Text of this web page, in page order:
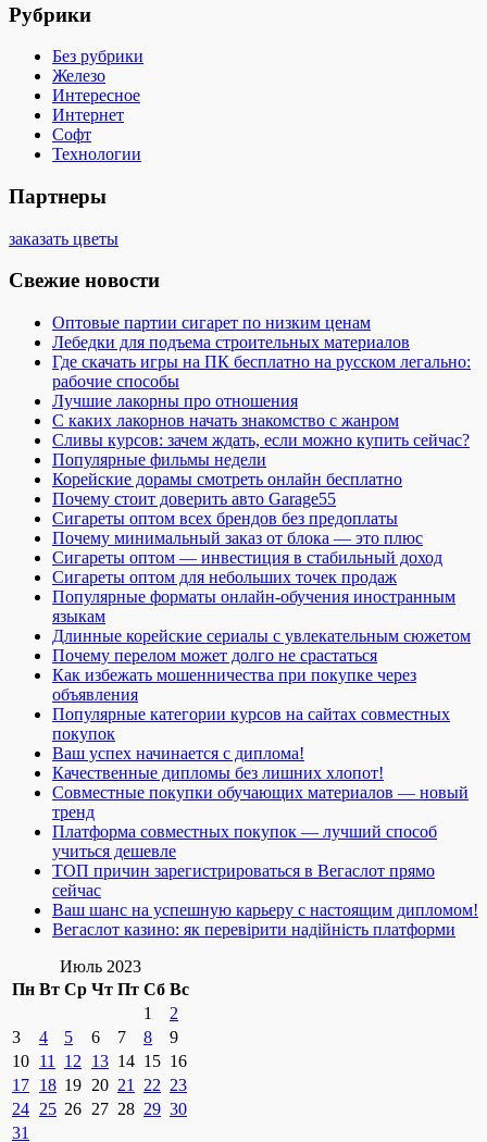
Рубрики
Без рубрики
Железо
Интересное
Интернет
Софт
Технологии
Партнеры
заказать цветы
Свежие новости
Оптовые партии сигарет по низким ценам
Лебедки для подъема строительных материалов
Где скачать игры на ПК бесплатно на русском легально:
рабочие способы
Лучшие лакорны про отношения
С каких лакорнов начать знакомство с жанром
Сливы курсов: зачем ждать, если можно купить сейчас?
Популярные фильмы недели
Корейские дорамы смотреть онлайн бесплатно
Почему стоит доверить авто Garage55
Сигареты оптом всех брендов без предоплаты
Почему минимальный заказ от блока — это плюс
Сигареты оптом — инвестиция в стабильный доход
Сигареты оптом для небольших точек продаж
Популярные форматы онлайн-обучения иностранным
языкам
Длинные корейские сериалы с увлекательным сюжетом
Почему перелом может долго не срастаться
Как избежать мошенничества при покупке через
объявления
Популярные категории курсов на сайтах совместных
покупок
Ваш успех начинается с диплома!
Качественные дипломы без лишних хлопот!
Совместные покупки обучающих материалов — новый
тренд
Платформа совместных покупок — лучший способ
учиться дешевле
ТОП причин зарегистрироваться в Вегаслот прямо
сейчас
Ваш шанс на успешную карьеру с настоящим дипломом!
Вегаслот казино: як перевірити надійність платформи
Июль 2023
Пн Вт Ср Чт Пт Сб Вс
1
2
3
4 5 6 7 8
9
10 11 12 13 14 15 16
17 18 19 20 21 22 23
24 25 26 27 28 29 30
31